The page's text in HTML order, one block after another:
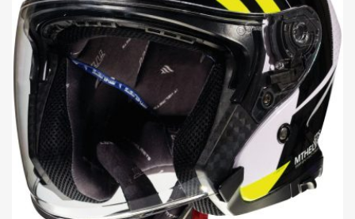
pueden
elegir
la
página
de
producto